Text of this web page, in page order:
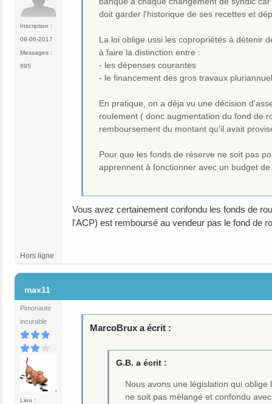
Inscription :
08-06-2017
Messages :
695
doit garder l'historique de ses recettes et
La loi oblige ussi les copropriétés à détenir
à faire la distinction entre :
- les dépenses courantes
- le financement des gros travaux
En pratique, on a déja vu une décision
roulement ( donc augmentation du fond de
remboursement du montant qu'il avait
Pour que les fonds de réserve ne soit pas
apprennent à fonctionner avec un budget
Vous avez certainement confondu les fonds de
l'ACP) est remboursé au vendeur pas le fond de
Hors ligne
max11
Pimonaute
incurable
Lieu :
MarcoBrux a écrit :
G.B. a écrit :
Nous avons une législation qui
ne soit pas mélangé et confondu